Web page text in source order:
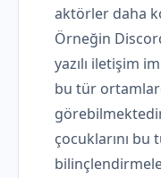
aktörler daha
Örneğin
yazılı iletişim
bu tür
çocuklarını